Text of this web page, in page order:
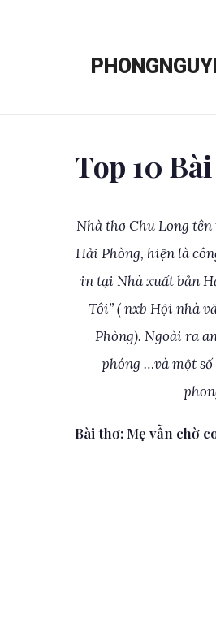
Top 10
Nhà thơ Chu Long
Hải Phòng, hiện là
in tại Nhà xuất bản
Tôi” ( nxb Hội nhà
Phòng). Ngoài ra
phóng …và một
Bài thơ: Mẹ vẫn chờ